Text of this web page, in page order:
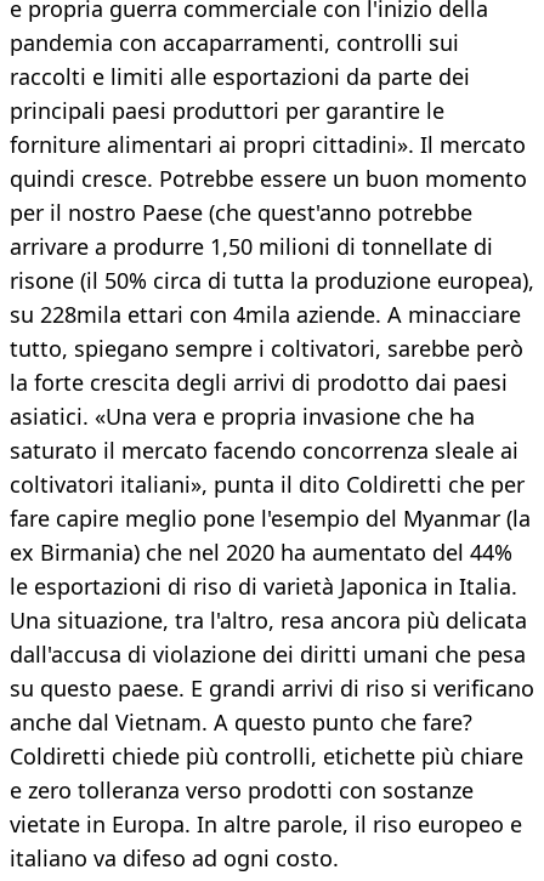
e propria guerra commerciale con l'inizio della
pandemia con accaparramenti, controlli sui
raccolti e limiti alle esportazioni da parte dei
principali paesi produttori per garantire le
forniture alimentari ai propri cittadini». Il mercato
quindi cresce. Potrebbe essere un buon momento
per il nostro Paese (che quest'anno potrebbe
arrivare a produrre 1,50 milioni di tonnellate di
risone (il 50% circa di tutta la produzione europea),
su 228mila ettari con 4mila aziende. A minacciare
tutto, spiegano sempre i coltivatori, sarebbe però
la forte crescita degli arrivi di prodotto dai paesi
asiatici. «Una vera e propria invasione che ha
saturato il mercato facendo concorrenza sleale ai
coltivatori italiani», punta il dito Coldiretti che per
fare capire meglio pone l'esempio del Myanmar (la
ex Birmania) che nel 2020 ha aumentato del 44%
le esportazioni di riso di varietà Japonica in Italia.
Una situazione, tra l'altro, resa ancora più delicata
dall'accusa di violazione dei diritti umani che pesa
su questo paese. E grandi arrivi di riso si verificano
anche dal Vietnam. A questo punto che fare?
Coldiretti chiede più controlli, etichette più chiare
e zero tolleranza verso prodotti con sostanze
vietate in Europa. In altre parole, il riso europeo e
italiano va difeso ad ogni costo.